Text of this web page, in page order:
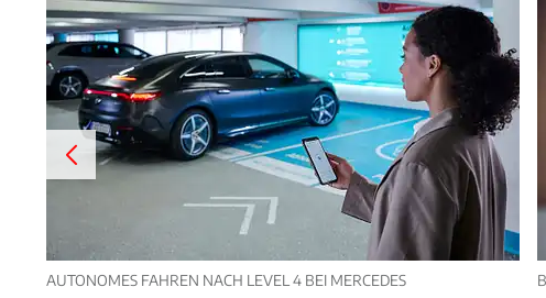
AUTONOMES FAHREN NACH LEVEL 4 BEI MERCEDES